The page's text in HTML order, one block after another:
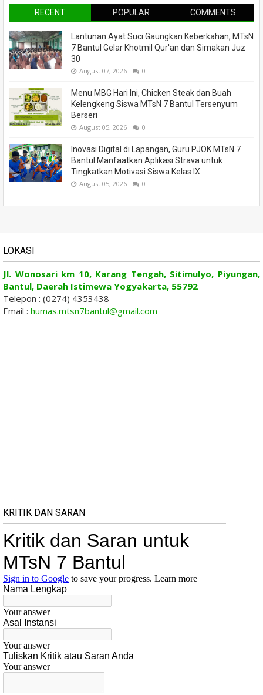
RECENT POPULAR COMMENTS
Lantunan Ayat Suci Gaungkan Keberkahan, MTsN
7 Bantul Gelar Khotmil Qur'an dan Simakan Juz
30
August 07, 2026 0
Menu MBG Hari Ini, Chicken Steak dan Buah
Kelengkeng Siswa MTsN 7 Bantul Tersenyum
Berseri
August 05, 2026 0
Inovasi Digital di Lapangan, Guru PJOK MTsN 7
Bantul Manfaatkan Aplikasi Strava untuk
Tingkatkan Motivasi Siswa Kelas IX
August 05, 2026 0
LOKASI
Jl. Wonosari km 10, Karang Tengah, Sitimulyo, Piyungan,
Bantul, Daerah Istimewa Yogyakarta, 55792
Telepon : (0274) 4353438
Email : humas.mtsn7bantul@gmail.com
KRITIK DAN SARAN